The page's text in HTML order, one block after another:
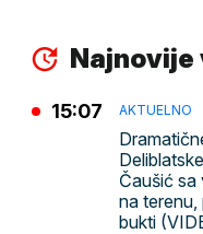
Najnovije
AKTUELNO
Čaušić sa
na terenu,
bukti
15:07